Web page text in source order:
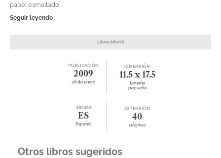
papel esmaltado...
Seguir leyendo
Libros Infantil
PUBLICACIÓN
2009
26 de enero
DIMENSIÓN
11.5 x 17.5
tamaño
pequeño
IDIOMA
ES
Español
EXTENSIÓN
40
páginas
Otros libros sugeridos